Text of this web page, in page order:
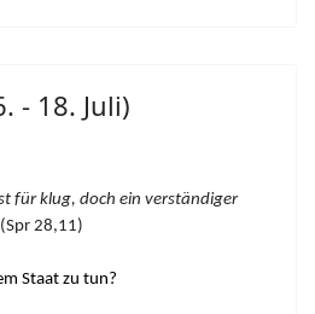
- 18. Juli)
für klug, doch ein verständiger
(Spr 28,11)
Staat zu tun?